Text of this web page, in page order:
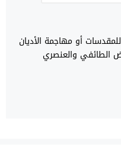
أو مهاجمة الأديان
الطائفي والعنصري